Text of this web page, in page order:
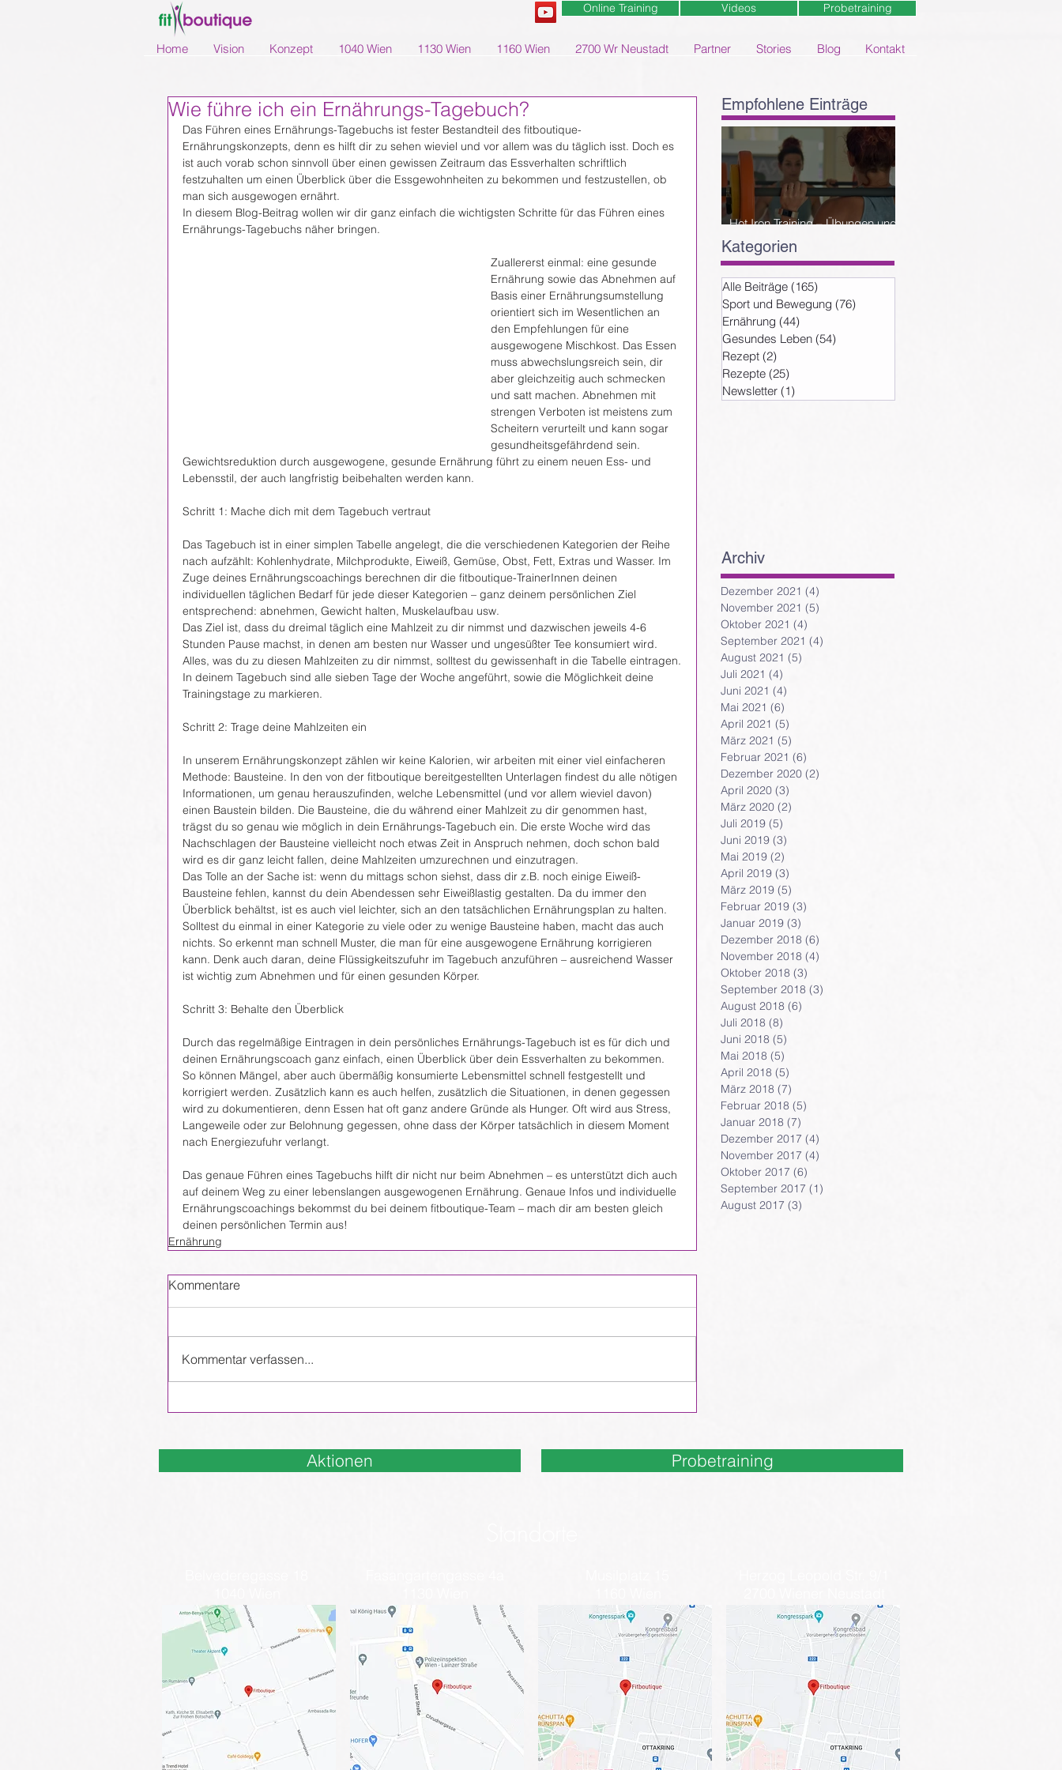
Online Training Videos Probetraining
Home Vision Konzept 1040 Wien 1130 Wien 1160 Wien 2700 Wr Neustadt Partner Stories Blog Kontakt
Wie führe ich ein Ernährungs-Tagebuch?
Das Führen eines Ernährungs-Tagebuchs ist fester Bestandteil des fitboutique-
Ernährungskonzepts, denn es hilft dir zu sehen wieviel und vor allem was du täglich isst. Doch es
ist auch vorab schon sinnvoll über einen gewissen Zeitraum das Essverhalten schriftlich
festzuhalten um einen Überblick über die Essgewohnheiten zu bekommen und festzustellen, ob
man sich ausgewogen ernährt.
In diesem Blog-Beitrag wollen wir dir ganz einfach die wichtigsten Schritte für das Führen eines
Ernährungs-Tagebuchs näher bringen.
Zuallererst einmal: eine gesunde
Ernährung sowie das Abnehmen auf
Basis einer Ernährungsumstellung
orientiert sich im Wesentlichen an
den Empfehlungen für eine
ausgewogene Mischkost. Das Essen
muss abwechslungsreich sein, dir
aber gleichzeitig auch schmecken
und satt machen. Abnehmen mit
strengen Verboten ist meistens zum
Scheitern verurteilt und kann sogar
gesundheitsgefährdend sein.
Gewichtsreduktion durch ausgewogene, gesunde Ernährung führt zu einem neuen Ess- und
Lebensstil, der auch langfristig beibehalten werden kann.
Schritt 1: Mache dich mit dem Tagebuch vertraut
Das Tagebuch ist in einer simplen Tabelle angelegt, die die verschiedenen Kategorien der Reihe
nach aufzählt: Kohlenhydrate, Milchprodukte, Eiweiß, Gemüse, Obst, Fett, Extras und Wasser. Im
Zuge deines Ernährungscoachings berechnen dir die fitboutique-TrainerInnen deinen
individuellen täglichen Bedarf für jede dieser Kategorien – ganz deinem persönlichen Ziel
entsprechend: abnehmen, Gewicht halten, Muskelaufbau usw.
Das Ziel ist, dass du dreimal täglich eine Mahlzeit zu dir nimmst und dazwischen jeweils 4-6
Stunden Pause machst, in denen am besten nur Wasser und ungesüßter Tee konsumiert wird.
Alles, was du zu diesen Mahlzeiten zu dir nimmst, solltest du gewissenhaft in die Tabelle eintragen.
In deinem Tagebuch sind alle sieben Tage der Woche angeführt, sowie die Möglichkeit deine
Trainingstage zu markieren.
Schritt 2: Trage deine Mahlzeiten ein
In unserem Ernährungskonzept zählen wir keine Kalorien, wir arbeiten mit einer viel einfacheren
Methode: Bausteine. In den von der fitboutique bereitgestellten Unterlagen findest du alle nötigen
Informationen, um genau herauszufinden, welche Lebensmittel (und vor allem wieviel davon)
einen Baustein bilden. Die Bausteine, die du während einer Mahlzeit zu dir genommen hast,
trägst du so genau wie möglich in dein Ernährungs-Tagebuch ein. Die erste Woche wird das
Nachschlagen der Bausteine vielleicht noch etwas Zeit in Anspruch nehmen, doch schon bald
wird es dir ganz leicht fallen, deine Mahlzeiten umzurechnen und einzutragen.
Das Tolle an der Sache ist: wenn du mittags schon siehst, dass dir z.B. noch einige Eiweiß-
Bausteine fehlen, kannst du dein Abendessen sehr Eiweißlastig gestalten. Da du immer den
Überblick behältst, ist es auch viel leichter, sich an den tatsächlichen Ernährungsplan zu halten.
Solltest du einmal in einer Kategorie zu viele oder zu wenige Bausteine haben, macht das auch
nichts. So erkennt man schnell Muster, die man für eine ausgewogene Ernährung korrigieren
kann. Denk auch daran, deine Flüssigkeitszufuhr im Tagebuch anzuführen – ausreichend Wasser
ist wichtig zum Abnehmen und für einen gesunden Körper.
Schritt 3: Behalte den Überblick
Durch das regelmäßige Eintragen in dein persönliches Ernährungs-Tagebuch ist es für dich und
deinen Ernährungscoach ganz einfach, einen Überblick über dein Essverhalten zu bekommen.
So können Mängel, aber auch übermäßig konsumierte Lebensmittel schnell festgestellt und
korrigiert werden. Zusätzlich kann es auch helfen, zusätzlich die Situationen, in denen gegessen
wird zu dokumentieren, denn Essen hat oft ganz andere Gründe als Hunger. Oft wird aus Stress,
Langeweile oder zur Belohnung gegessen, ohne dass der Körper tatsächlich in diesem Moment
nach Energiezufuhr verlangt.
Das genaue Führen eines Tagebuchs hilft dir nicht nur beim Abnehmen – es unterstützt dich auch
auf deinem Weg zu einer lebenslangen ausgewogenen Ernährung. Genaue Infos und individuelle
Ernährungscoachings bekommst du bei deinem fitboutique-Team – mach dir am besten gleich
deinen persönlichen Termin aus!
Ernährung
Kommentare
Kommentar verfassen...
Empfohlene Einträge
Hot Iron Training – Übungen und
Reihenfolge
Archiv
Dezember 2021 (4)
November 2021 (5)
Oktober 2021 (4)
September 2021 (4)
August 2021 (5)
Juli 2021 (4)
Juni 2021 (4)
Mai 2021 (6)
April 2021 (5)
März 2021 (5)
Februar 2021 (6)
Dezember 2020 (2)
April 2020 (3)
März 2020 (2)
Juli 2019 (5)
Juni 2019 (3)
Mai 2019 (2)
April 2019 (3)
März 2019 (5)
Februar 2019 (3)
Januar 2019 (3)
Dezember 2018 (6)
November 2018 (4)
Oktober 2018 (3)
September 2018 (3)
August 2018 (6)
Juli 2018 (8)
Juni 2018 (5)
Mai 2018 (5)
April 2018 (5)
März 2018 (7)
Februar 2018 (5)
Januar 2018 (7)
Dezember 2017 (4)
November 2017 (4)
Oktober 2017 (6)
September 2017 (1)
August 2017 (3)
Kategorien
Alle Beiträge (165)
Sport und Bewegung (76)
Ernährung (44)
Gesundes Leben (54)
Rezept (2)
Rezepte (25)
Newsletter (1)
Aktionen Probetraining